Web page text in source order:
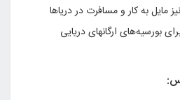
مایل به کار و مسافرت در دریاها
بورسیه‌های ارگانهای دریایی